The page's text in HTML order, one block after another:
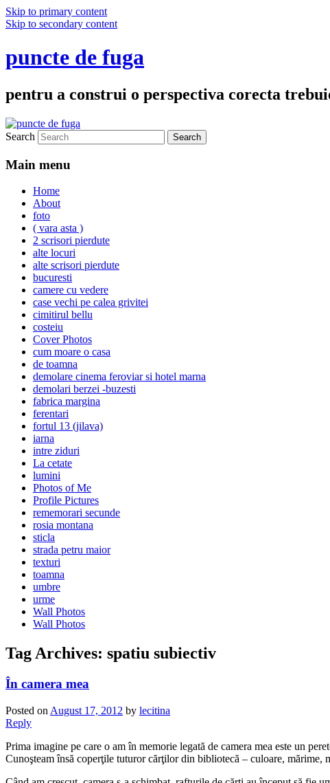
Skip to primary content
Skip to secondary content
puncte de fuga
pentru a construi o perspectiva corecta
Search
Main menu
Home
About
foto
( vara asta )
2 scrisori pierdute
alte locuri
alte scrisori pierdute
bucuresti
camere cu vedere
case vechi pe calea grivitei
cimitirul bellu
costeiu
Cover Photos
cum moare o casa
de toamna
demolare cinema feroviar si hotel marna
demolari berzei -buzesti
fabrica margina
ferentari
fortul 13 (jilava)
iarna
intre ziduri
La cetate
lumini
Photos of Me
Profile Pictures
rememorari secunde
rosia montana
sticla
strada petru maior
texturi
toamna
umbre
urme
Wall Photos
Wall Photos
Tag Archives: spatiu subiectiv
În camera mea
Posted on August 17, 2012 by lecitina
Reply
Prima imagine pe care o am în memorie legată de camera mea este un
Cunoşteam însă coperţile tuturor cărţilor din bibliotecă – culoare,